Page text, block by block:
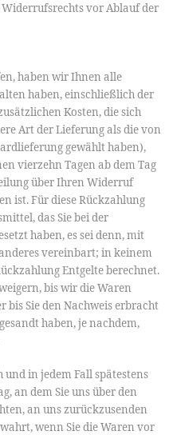
vor Ablauf der
haben wir Ihnen alle
haben, einschließlich der
Kosten, die sich
Art der Lieferung als die von
gewählt haben),
vierzehn Tagen ab dem Tag
über Ihren Widerruf
ist. Für diese Rückzahlung
das Sie bei der
haben, es sei denn, mit
vereinbart; in keinem
Entgelte berechnet.
bis wir die Waren
bis Sie den Nachweis erbracht
haben, je nachdem,
in jedem Fall spätestens
an dem Sie uns über den
an uns zurückzusenden
wenn Sie die Waren vor